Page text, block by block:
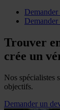
Trouver
crée un
Nos spécialistes
objectifs.
Demander un